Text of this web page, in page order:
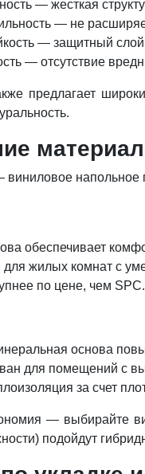
— жесткая
— не
— защитный
— отсутствие
предлагает
напольное
обеспечивает
жилых комнат с
по цене, чем SPC.
основа
для помещений с
за счет
— выбирайте
подойдут